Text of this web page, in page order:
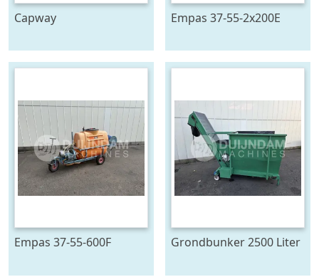
Capway
cm x 65 cm
Empas 37-55-2x200E
geveerde haspel
Empas 37-55-600F
Grondbunker 2500 Liter